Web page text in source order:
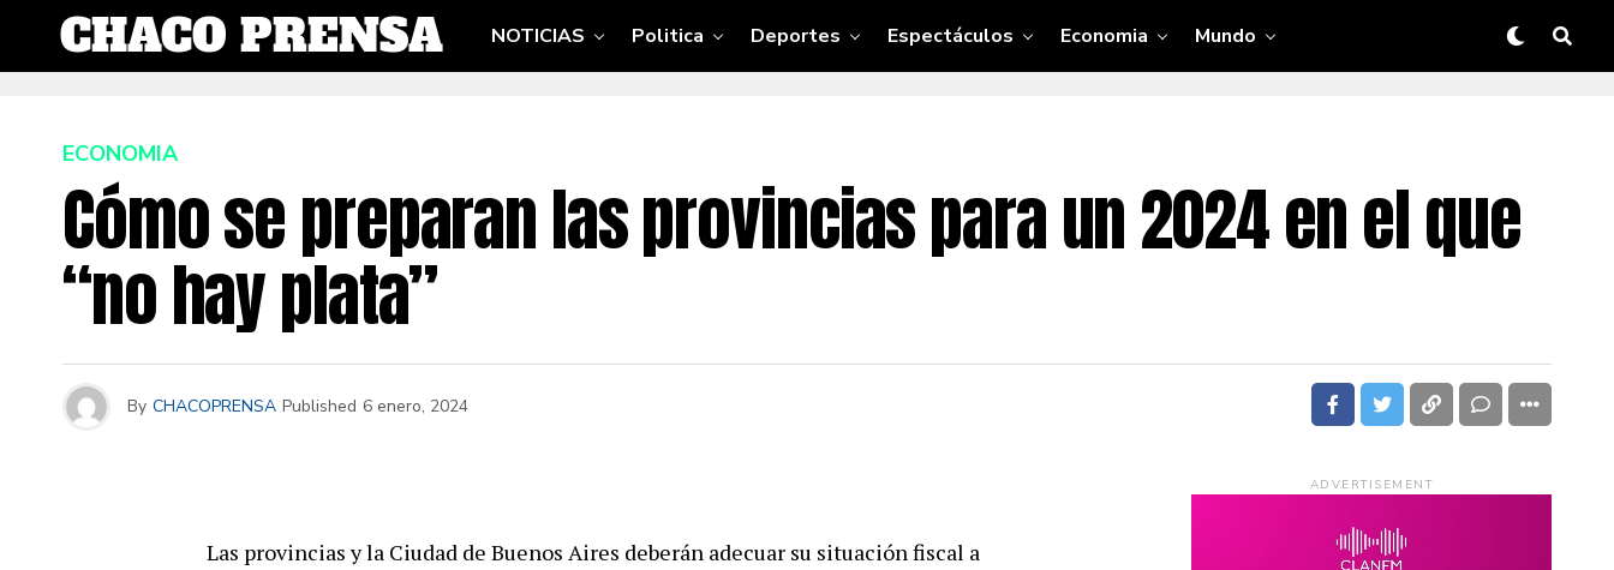
NOTICIAS Politica Deportes Espectáculos Economia Mundo
ECONOMIA
Cómo se preparan las provincias para un 2024 en el que
“no hay plata”
By CHACOPRENSA Published 6 enero, 2024
Las provincias y la Ciudad de Buenos Aires deberán adecuar su situación fiscal a
ADVERTISEMENT